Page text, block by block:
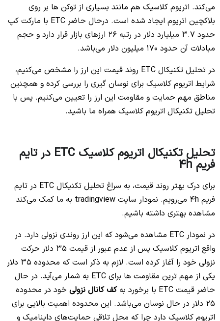
می‌کند. اتریوم کلاسیک هم مانند بسیاری از توکن ها بر روی
بلاکچین اتریوم ایجاد شده است. درحال حاضر ETC با مارکت کپ
حدود 3.7 میلیارد دلار در رتبه 26 ارزهای بازار قرار دارد و حجم
مبادلات آن حدود 170 میلیون دلار می‌باشد.
در تحلیل تکنیکال ETC روند قیمت این ارز را مشخص می‌کنیم،
شرایط اتریوم کلاسیک برای نوسان گیری را بررسی کرده و همچنین
مناطق مهم حمایت و مقاومت این ارز را تعیین می‌کنیم. پس با
تحلیل تکنیکال اتریوم کلاسیک همراه ما باشید.
تحلیل تکنیکال اتریوم کلاسیک ETC در تایم
فریم 4h
برای درک بهتر روند قیمت، به سراغ تحلیل تکنیکال ETC در تایم
فریم 4h می‌رویم. نمودار سایت tradingview به ما کمک می‌کند
مشاهده بهتری داشته باشیم.
در نمودار ETC مشاهده می‌شود که این ارز روندی نزولی دارد. در
واقع اتریوم کلاسیک پس از عدم عبور از قیمت 35 دلار حرکت
نزولی خود را آغاز کرده است. لازم به ذکر است که محدوده 35 دلار
یکی از مهم ترین مقاومت ها برای ETC به شمار می‌آید. در حال
حاضر قیمت ETC با برخورد به
کف کانال نزولی خود در محدوده
25 دلار در حال نوسان می‌باشد. این محدوده اهمیت بالایی برای
اتریوم کلاسیک دارد چرا که محل تلاقی حمایت‌های داینامیک و